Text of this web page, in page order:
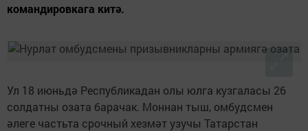
командировкага китә.
Ул 18 июньдә Республикадан олы юлга кузгаласы 26
солдатны озата барачак. Моннан тыш, омбудсмен
әлеге частьта срочный хезмәт узучы Татарстан